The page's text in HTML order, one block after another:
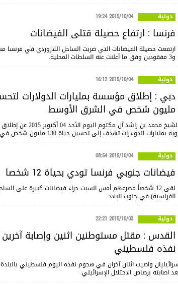
دولية 2015/10/04 19:24
فرنسا : ارتفاع حصيلة قتلى الفيضانات
و3 مفقودين وفق ما أعلنت عنه السلطات المحلية.
دولية 2015/10/04 16:12
مليون شخص في الشرق الأوسط
تهدف إلى تحسين حياة 130 مليون شخص في 116 بلدا حول العالم.
دولية 2015/10/04 08:54
فيضانات جنوبي فرنسا تودي بحياة 12 شخصا
لقى 12 شخصاً مصرعهم أمس السبت جراء فيضانات كبيرة على
الفرنسية) في جنوب البلاد.
دولية 2015/10/03 22:21
القدس : مقتل مستوطنين اثنين وإصابة
نفذه فلسطيني
واصيب اثنان آخران في هجوم نفذه اليوم فلسطيني
اصابته برصاص الاحتلال الإسرائيلي.